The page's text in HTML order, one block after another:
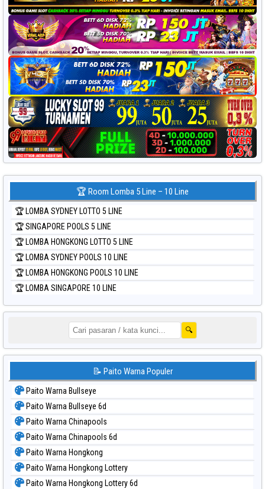
🏆 Room Lomba 5 Line – 10 Line
🏆 LOMBA SYDNEY LOTTO 5 LINE
🏆 SINGAPORE POOLS 5 LINE
🏆 LOMBA HONGKONG LOTTO 5 LINE
🏆 LOMBA SYDNEY POOLS 10 LINE
🏆 LOMBA HONGKONG POOLS 10 LINE
🏆 LOMBA SINGAPORE 10 LINE
🔍
📝 Paito Warna Populer
Paito Warna Bullseye
Paito Warna Bullseye 6d
Paito Warna Chinapools
Paito Warna Chinapools 6d
Paito Warna Hongkong
Paito Warna Hongkong Lottery
Paito Warna Hongkong Lottery 6d